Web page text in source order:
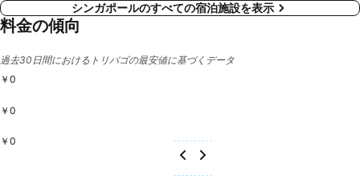
シンガポールのすべての宿泊施設を表示
料金の傾向
過去30日間におけるトリバゴの最安値に基づくデータ
￥0
￥0
￥0